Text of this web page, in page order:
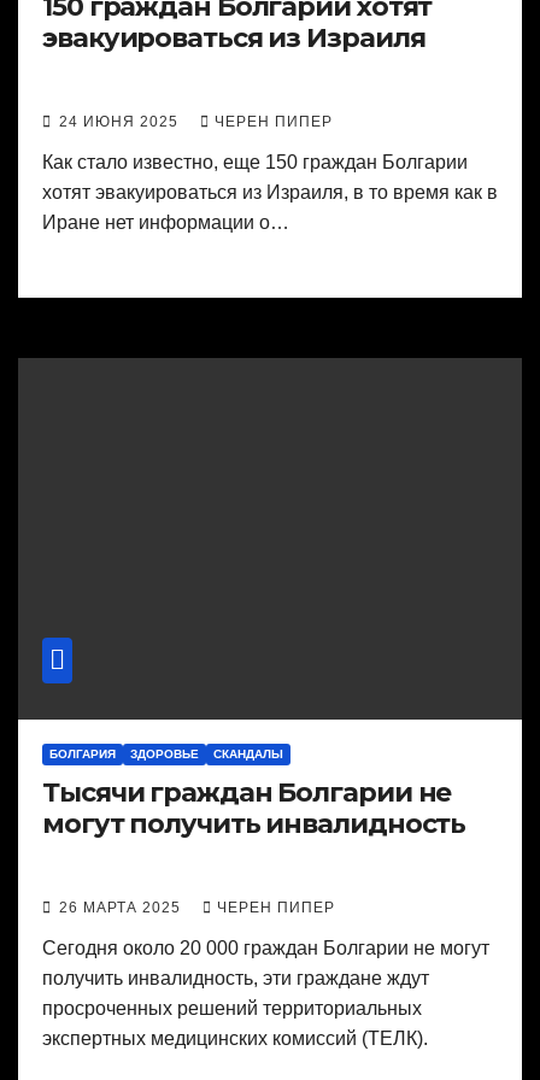
150 граждан Болгарии хотят
эвакуироваться из Израиля
24 ИЮНЯ 2025 ЧЕРЕН ПИПЕР
Как стало известно, еще 150 граждан Болгарии
хотят эвакуироваться из Израиля, в то время как в
Иране нет информации о…
БОЛГАРИЯ ЗДОРОВЬЕ СКАНДАЛЫ
Тысячи граждан Болгарии не
могут получить инвалидность
26 МАРТА 2025 ЧЕРЕН ПИПЕР
Сегодня около 20 000 граждан Болгарии не могут
получить инвалидность, эти граждане ждут
просроченных решений территориальных
экспертных медицинских комиссий (ТЕЛК).